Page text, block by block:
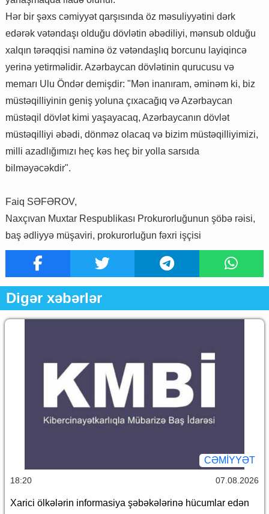
Hər bir şəxs cəmiyyət qarşısında öz məsuliyyətini dərk
edərək vətəndaşı olduğu dövlətin əbədiliyi, mənsub olduğu
xalqın tərəqqisi naminə öz vətəndaşlıq borcunu layiqincə
yerinə yetirməlidir. Azərbaycan dövlətinin qurucusu və
memarı Ulu Öndər demişdir: "Mən inanıram, əminəm ki, biz
müstəqilliyinin geniş yoluna çıxacağıq və Azərbaycan
müstəqil dövlət kimi yaşayacaq, Azərbaycanın dövlət
müstəqilliyi əbədi, dönməz olacaq və bizim müstəqilliyimizi,
milli azadlığımızı heç kəs heç bir yolla sarsıda
bilməyəcəkdir".
Faiq SƏFƏROV,
Naxçıvan Muxtar Respublikası Prokurorluğunun şöbə rəisi,
baş ədliyyə müşaviri, prokurorluğun fəxri işçisi
Digər xəbərlər
CƏMİYYƏT
18:20 07.08.2026
Xarici ölkələrin informasiya şəbəkələrinə hücumlar edən